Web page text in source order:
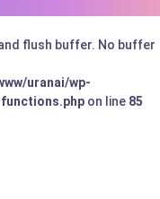
flush buffer. No buffer
uranai/wp-
on line 85